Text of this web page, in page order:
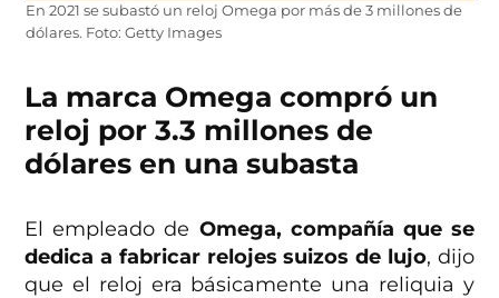
En 2021 se subastó un reloj Omega por más de 3 millones de
dólares. Foto: Getty Images
La marca Omega compró un
reloj por 3.3 millones de
dólares en una subasta
El empleado de Omega, compañía que se
dedica a fabricar relojes suizos de lujo, dijo
que el reloj era básicamente una reliquia y